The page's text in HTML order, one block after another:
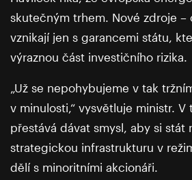
skutečným trhem. Nové zdroje –
vznikají jen s garancemi státu,
výraznou část investičního rizika.
„Už se nepohybujeme v tak
v minulosti,“ vysvětluje ministr. V
přestává dávat smysl, aby si stát
strategickou infrastrukturu v
dělí s minoritními akcionáři.